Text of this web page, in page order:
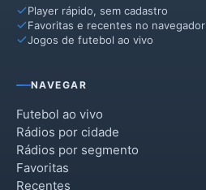
Player rápido, sem cadastro
Favoritas e recentes no navegador
Jogos de futebol ao vivo
NAVEGAR
Futebol ao vivo
Rádios por cidade
Rádios por segmento
Favoritas
Recentes